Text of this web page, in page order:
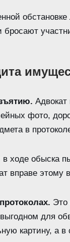
фото,
в
в ходе обыска
вправе этому
Это
для
картину, а